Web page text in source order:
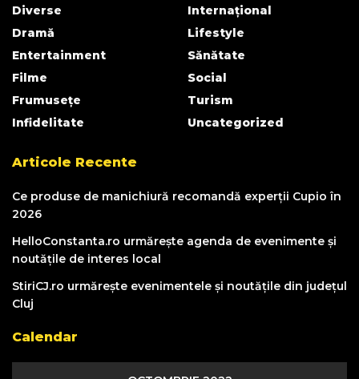
Diverse
Dramă
Entertainment
Filme
Frumusețe
Infidelitate
Internațional
Lifestyle
Sănătate
Social
Turism
Uncategorized
Articole Recente
Ce produse de manichiură recomandă experții Cupio în
2026
HelloConstanta.ro urmărește agenda de evenimente și
noutățile de interes local
StiriCJ.ro urmărește evenimentele și noutățile din județul
Cluj
Calendar